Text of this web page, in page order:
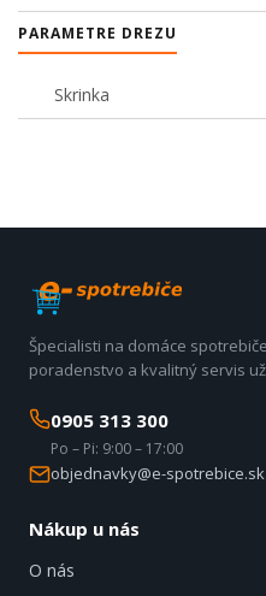
PARAMETRE DREZU
Skrinka
Špecialisti na domáce
poradenstvo a kvalitný servis
0905 313 300
Po – Pi: 9:00 – 17:00
objednavky@e-spotrebice.sk
Nákup u nás
O nás